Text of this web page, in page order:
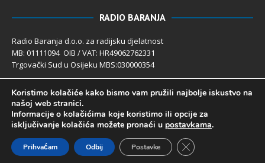
RADIO BARANJA
Radio Baranja d.o.o. za radijsku djelatnost
MB: 01111094 OIB / VAT: HR49062762331
Trgovački Sud u Osijeku MBS:030000354
Temeljni kapital 2.600,00 € uplaćen u cijelosti
Poslovni račun PBZ: 2340009-1100121402
IBAN: HR4123400091100121402
Uprava društva: Ivanka Rusan
Radio Baranja 1992- 2025 ©
Koristimo kolačiće kako bismo vam pružili najbolje iskustvo na
našoj web stranici.
Informacije o kolačićima koje koristimo ili opcije za
isključivanje kolačića možete pronaći u postavkama.
Prihvaćam Odbij Postavke Close GDPR Cookie